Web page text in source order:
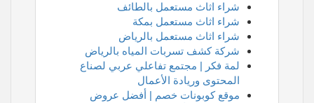
شراء اثاث مستعمل بالطائف
شراء اثاث مستعمل بمكة
شراء اثاث مستعمل بالرياض
شركة كشف تسربات المياه بالرياض
لمة فكر | مجتمع تفاعلي عربي لصناع
المحتوى وريادة الأعمال
موقع كوبونات خصم | أفضل عروض